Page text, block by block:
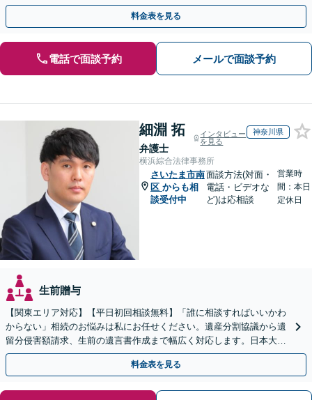
遺留分侵害額請求／相続放棄【完全個室】
料金表を見る
電話で面談予約 メールで面談予約
細淵 拓
弁護士
インタビュー
を見る
神奈川県
横浜綜合法律事務所
さいたま市南
区 からも相
談受付中
面談方法(対面・
電話・ビデオな
ど)は応相談
営業時
間：本日
定休日
生前贈与
【関東エリア対応】【平日初回相談無料】「誰に相談すればいいかわ
からない」相続のお悩みは私にお任せください。遺産分割協議から遺
留分侵害額請求、生前の遺言書作成まで幅広く対応します。日本大通
り駅直結でアクセス良好。
料金表を見る